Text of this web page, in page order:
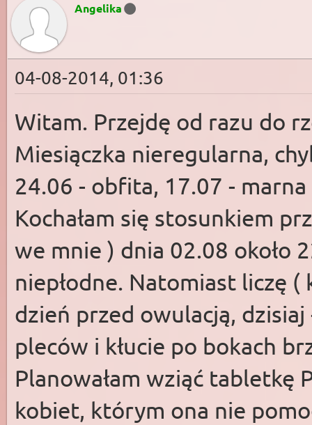
Angelika
04-08-2014, 01:36
Witam. Przejdę od razu do
Miesiączka nieregularna,
24.06 - obfita, 17.07 -
Kochałam się stosunkiem
we mnie ) dnia 02.08 około
niepłodne. Natomiast liczę (
dzień przed owulacją,
pleców i kłucie po bokach
Planowałam wziąć tabletkę
kobiet, którym ona nie